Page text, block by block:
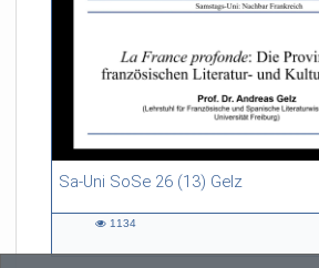
Sa-Uni SoSe 26 (13) Gelz
55:13 duration
1134